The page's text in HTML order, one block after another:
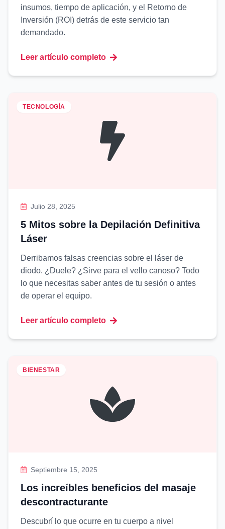
insumos, tiempo de aplicación, y el Retorno de
Inversión (ROI) detrás de este servicio tan
demandado.
Leer artículo completo
TECNOLOGÍA
Julio 28, 2025
5 Mitos sobre la Depilación Definitiva
Láser
Derribamos falsas creencias sobre el láser de
diodo. ¿Duele? ¿Sirve para el vello canoso? Todo
lo que necesitas saber antes de tu sesión o antes
de operar el equipo.
Leer artículo completo
BIENESTAR
Septiembre 15, 2025
Los increíbles beneficios del masaje
descontracturante
Descubrí lo que ocurre en tu cuerpo a nivel